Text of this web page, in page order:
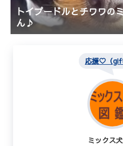
トイプードルとチワワの
ん♪
応援♡（
ミックス